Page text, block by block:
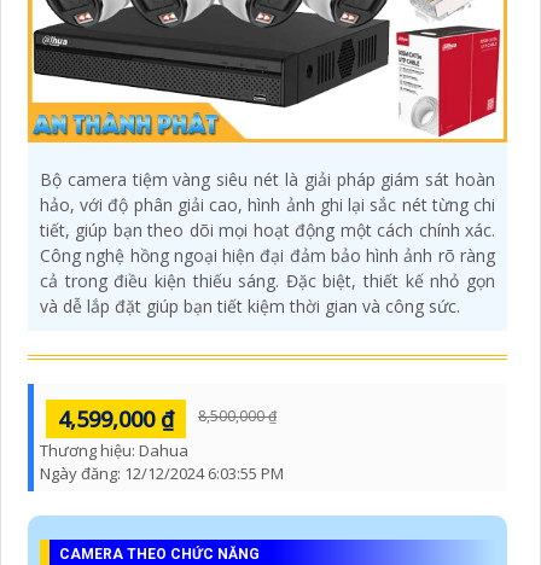
Bộ camera tiệm vàng siêu nét là giải pháp giám sát hoàn
hảo, với độ phân giải cao, hình ảnh ghi lại sắc nét từng chi
tiết, giúp bạn theo dõi mọi hoạt động một cách chính xác.
Công nghệ hồng ngoại hiện đại đảm bảo hình ảnh rõ ràng
cả trong điều kiện thiếu sáng. Đặc biệt, thiết kế nhỏ gọn
và dễ lắp đặt giúp bạn tiết kiệm thời gian và công sức.
4,599,000 ₫ 8,500,000 ₫
Thương hiệu: Dahua
Ngày đăng: 12/12/2024 6:03:55 PM
CAMERA THEO CHỨC NĂNG